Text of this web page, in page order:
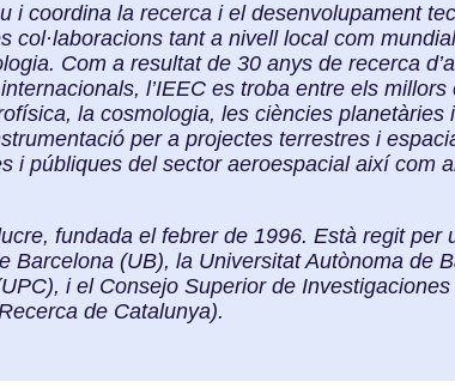
i coordina la recerca i el desenvolupament
col·laboracions tant a nivell local com
Com a resultat de 30 anys de recerca
l’IEEC es troba entre els millors
la cosmologia, les ciències planetàries
per a projectes terrestres i
i públiques del sector aeroespacial així com
fundada el febrer de 1996. Està regit per
(UB), la Universitat Autònoma de
i el Consejo Superior de
de Catalunya).